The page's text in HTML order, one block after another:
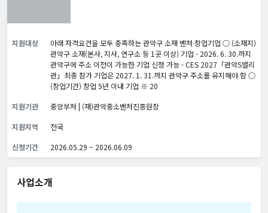
지원대상
아래 자격요건을 모두 충족하는 관악구 소재 벤처·창업기업 ○ (소재지)
관악구 소재(본사, 지사, 연구소 등 1곳 이상) 기업 - 2026. 6. 30.까지
관악구에 주소 이전이 가능한 기업 신청 가능 - CES 2027「관악S밸리
관」최종 참가 기업은 2027. 1. 31.까지 관악구 주소를 유지해야 함 ○
(창업기간) 창업 5년 이내 기업 ※ 20
지원기관
중앙부처 | (재)관악중소벤처진흥원장
지원지역
전국
신청기간
2026.05.29 ~ 2026.06.09
사업소개